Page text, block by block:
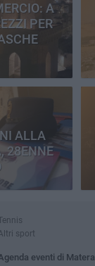
A
PER
ALLA
28ENNE
sport
eventi di Matera